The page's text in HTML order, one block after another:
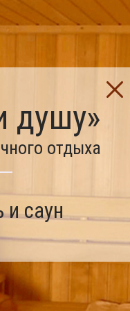
душу»
отдыха
и саун